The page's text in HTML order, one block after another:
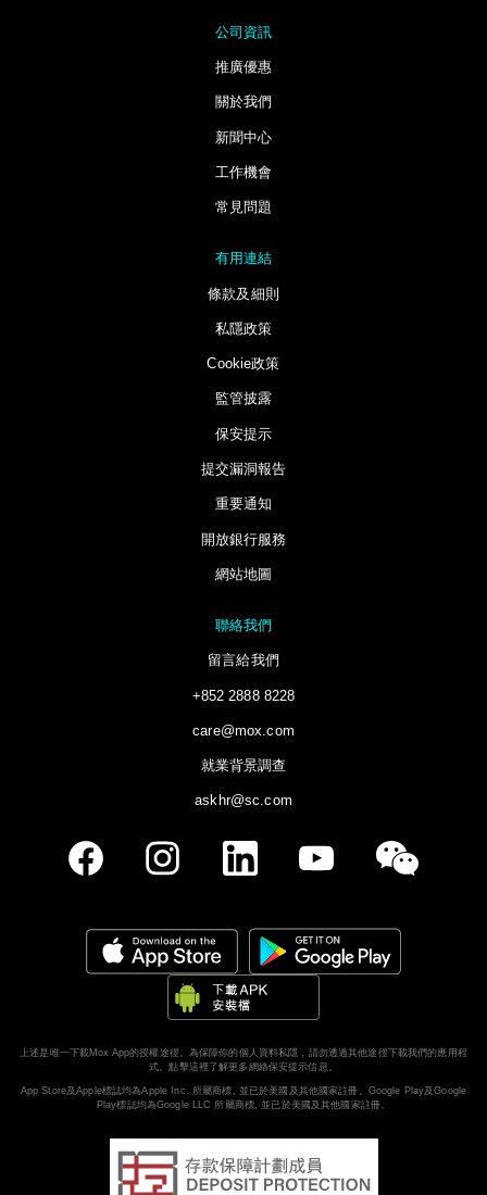
公司資訊
推廣優惠
關於我們
新聞中心
工作機會
常見問題
有用連結
條款及細則
私隱政策
Cookie政策
監管披露
保安提示
提交漏洞報告
重要通知
開放銀行服務
網站地圖
聯絡我們
留言給我們
+852 2888 8228
care@mox.com
就業背景調查
askhr@sc.com
上述是唯一下載Mox App的授權途徑。為保障你的個人資料私隱，請勿透過其他途徑下載我們的應用程
式。點擊這裡了解更多網絡保安提示信息。
App Store及Apple標誌均為Apple Inc. 所屬商標, 並已於美國及其他國家註冊。Google Play及Google
Play標誌均為Google LLC 所屬商標, 並已於美國及其他國家註冊。